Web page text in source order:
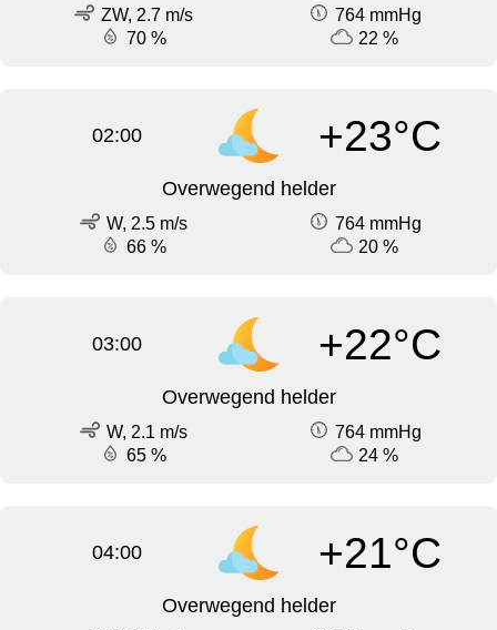
ZW, 2.7 m/s
764 mmHg
70 %
22 %
02:00 +23°C
Overwegend helder
W, 2.5 m/s
764 mmHg
66 %
20 %
03:00 +22°C
Overwegend helder
W, 2.1 m/s
764 mmHg
65 %
24 %
04:00 +21°C
Overwegend helder